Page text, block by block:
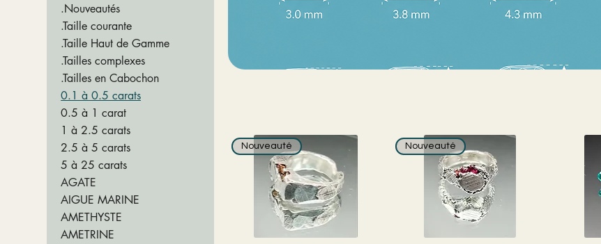
.Nouveautés
.Taille courante
.Taille Haut de Gamme
.Tailles complexes
.Tailles en Cabochon
0.1 à 0.5 carats
0.5 à 1 carat
1 à 2.5 carats
2.5 à 5 carats
5 à 25 carats
AGATE
AIGUE MARINE
AMETHYSTE
AMETRINE
Nouveauté Nouveauté